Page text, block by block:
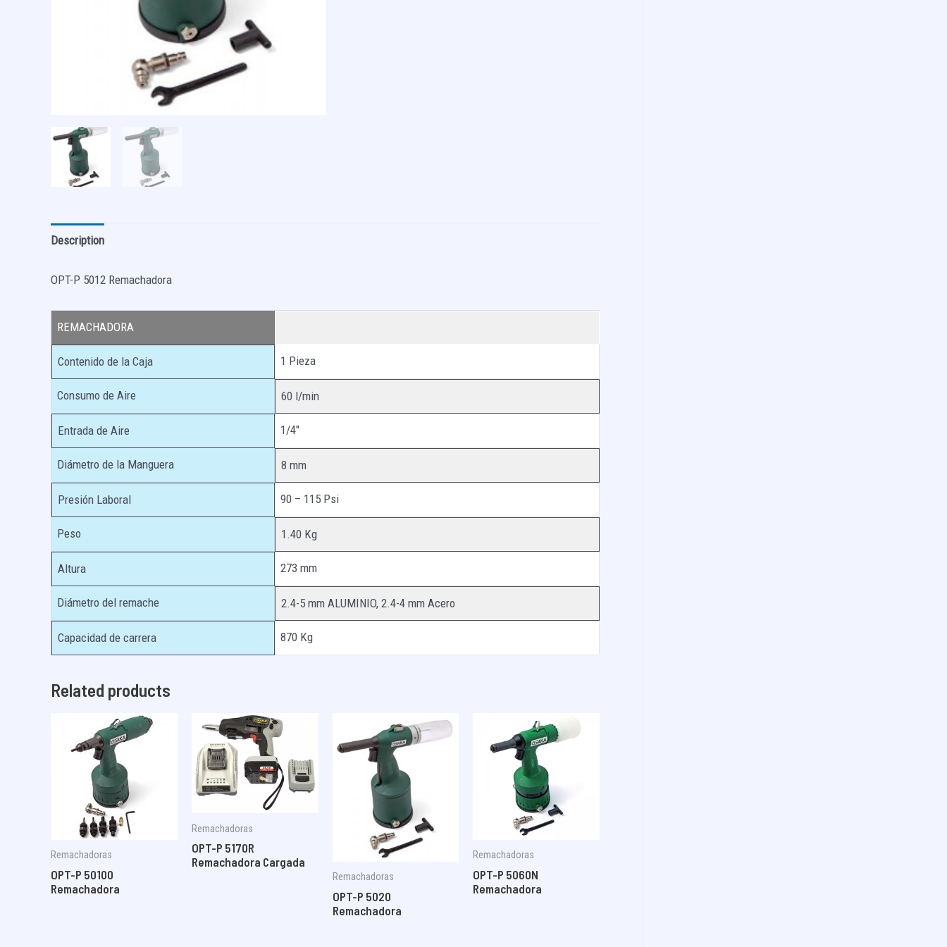
Description
OPT-P 5012 Remachadora
REMACHADORA
Contenido de la Caja 1 Pieza
Consumo de Aire 60 l/min
Entrada de Aire 1/4″
Diámetro de la Manguera 8 mm
Presión Laboral 90 – 115 Psi
Peso 1.40 Kg
Altura 273 mm
Diámetro del remache 2.4-5 mm ALUMINIO, 2.4-4 mm Acero
Capacidad de carrera 870 Kg
Related products
Remachadoras
OPT-P 50100
Remachadora
Remachadoras
OPT-P 5170R
Remachadora Cargada
Remachadoras
OPT-P 5020
Remachadora
Remachadoras
OPT-P 5060N
Remachadora